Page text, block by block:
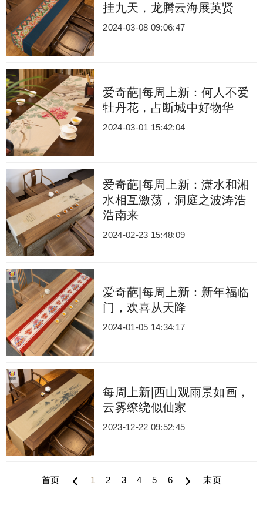
挂九天，龙腾云海展英贤
2024-03-08 09:06:47
爱奇葩|每周上新：何人不爱
牡丹花，占断城中好物华
2024-03-01 15:42:04
爱奇葩|每周上新：潇水和湘
水相互激荡，洞庭之波涛浩
浩南来
2024-02-23 15:48:09
爱奇葩|每周上新：新年福临
门，欢喜从天降
2024-01-05 14:34:17
每周上新|西山观雨景如画，
云雾缭绕似仙家
2023-12-22 09:52:45
首页 1 2 3 4 5 6 末页